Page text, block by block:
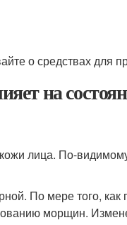
о средствах для
на
лица. По-
По мере того, как
морщин.